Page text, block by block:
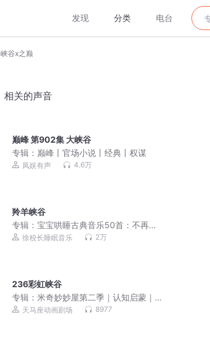
发现 分类 电台
峡谷x之巅
相关的声音
巅峰 第902集 大峡谷
专辑： 巅峰丨官场小说丨经典丨权谋
凤娱有声 4.6万
羚羊峡谷
专辑： 宝宝哄睡古典音乐50首：不再闹
觉 | 儿童催眠助眠睡前曲
徐校长睡眠音乐 2万
236彩虹峡谷
专辑： 米奇妙妙屋第二季｜认知启蒙｜
迪士尼经典动画｜睡前故事
天马座动画剧场 8977